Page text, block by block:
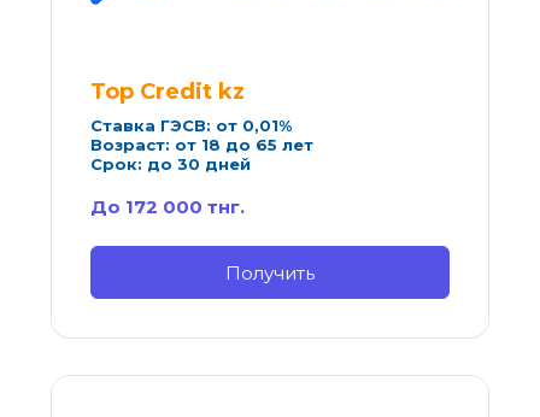
Top Credit kz
Ставка ГЭСВ: от 0,01%
Возраст: от 18 до 65 лет
Срок: до 30 дней
До 172 000 тнг.
Получить